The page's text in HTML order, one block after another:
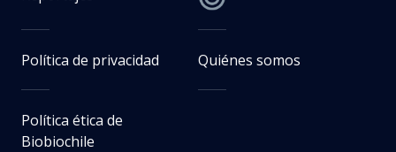
Política de privacidad Quiénes somos
Política ética de
Biobiochile